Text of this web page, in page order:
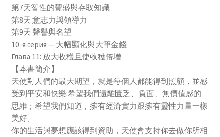
Flow)
第7天智性的豐盛與存取知識
第8天 意志力與領導力
第9天 聲譽與名望
10-я серия — 大幅顯化與大筆金錢
Глава 11: 放大收穫且使收穫倍增
【本書簡介】
天使對人們的最大期望，就是每個人都能得到照顧，並感
受到平安和快樂:希望我們遠離匱乏、負面、無價值感的
思維；希望我們知道，擁有經濟實力跟擁有靈性力量一樣
美好。
你的生活與夢想應該得到資助，天使會支持你去做你所相